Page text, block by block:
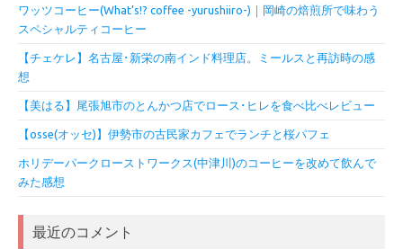
ワッツコーヒー(What’s!? coffee -yurushiiro-)｜岡崎の焙煎所で味わう
スペシャルティコーヒー
【チェケレ】名古屋･新栄の南インド料理店。ミールスと再訪時の感
想
【美はる】尾張旭市のとんかつ店でロース･ヒレを食べ比べレビュー
【osse(オッセ)】伊勢市の古民家カフェでランチと桜パフェ
ホリデーパークローストワークス(中津川)のコーヒーを改めて飲んで
みた感想
最近のコメント